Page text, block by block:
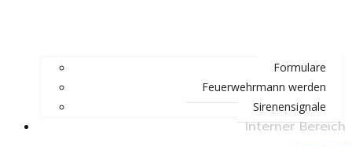
Formulare
Feuerwehrmann werden
Sirenensignale
Interner Bereich